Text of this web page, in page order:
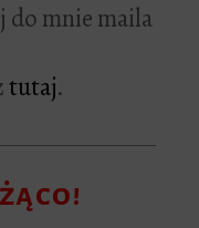
do mnie maila
tutaj.